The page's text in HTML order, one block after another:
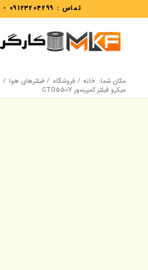
تماس : 09123204299
-
مکان شما: خانه / فروشگاه / فیلترهای هوا /
میکرو فیلتر کمپرسور CTO550Y